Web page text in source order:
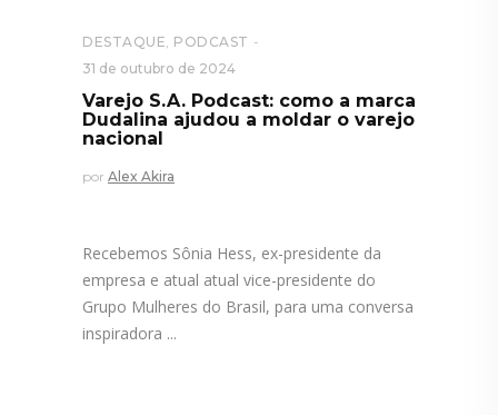
DESTAQUE PODCAST
31 de outubro de 2024
Varejo S.A. Podcast: como a marca
Dudalina ajudou a moldar o varejo
nacional
por Alex Akira
Recebemos Sônia Hess, ex-presidente da
empresa e atual atual vice-presidente do
Grupo Mulheres do Brasil, para uma conversa
inspiradora